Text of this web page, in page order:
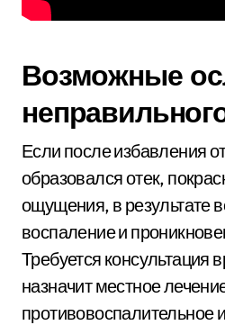
Возможные
Если после избавления
образовался отек,
ощущения, в результате
воспаление и
Требуется консультация
назначит местное
противовоспалительное